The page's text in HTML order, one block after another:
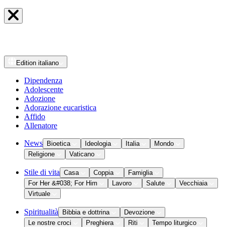
Edition italiano
Dipendenza
Adolescente
Adozione
Adorazione eucaristica
Affido
Allenatore
News Bioetica Ideologia Italia
Mondo
Religione
Vaticano
Stile di vita Casa Coppia
Famiglia
For Her &#038; For Him
Lavoro Salute
Vecchiaia
Virtuale
Spiritualità Bibbia e dottrina
Devozione
Le nostre croci
Preghiera Riti
Tempo liturgico